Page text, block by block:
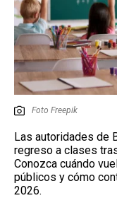
Foto Freepik
Las autoridades de
regreso a clases
Conozca cuándo
públicos y cómo
2026.